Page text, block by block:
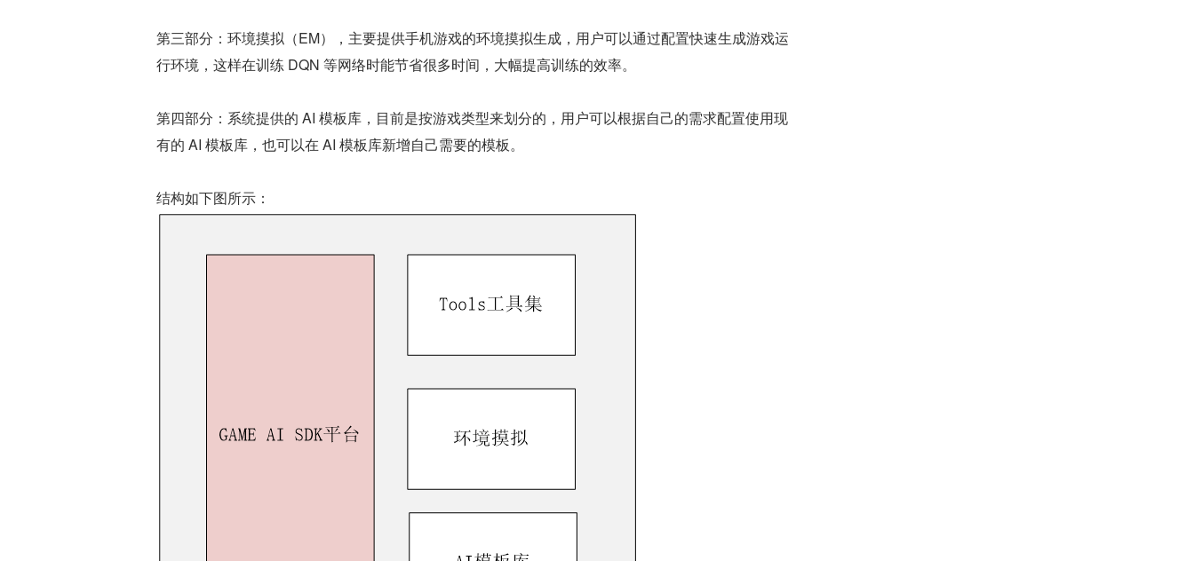
第三部分：环境摸拟（EM），主要提供手机游戏的环境摸拟生成，用户可以通过配置快速生成游戏运
行环境，这样在训练 DQN 等网络时能节省很多时间，大幅提高训练的效率。
第四部分：系统提供的 AI 模板库，目前是按游戏类型来划分的，用户可以根据自己的需求配置使用现
有的 AI 模板库，也可以在 AI 模板库新增自己需要的模板。
结构如下图所示：